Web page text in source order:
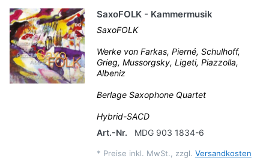
SaxoFOLK - Kammermusik
SaxoFOLK
Werke von Farkas, Pierné, Schulhoff,
Grieg, Mussorgsky, Ligeti, Piazzolla,
Albeniz
Berlage Saxophone Quartet
Hybrid-SACD
Art.-Nr.
MDG 903 1834-6
* Preise inkl. MwSt., zzgl. Versandkosten